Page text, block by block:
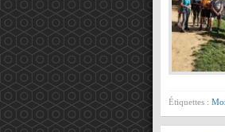
Étiquettes :